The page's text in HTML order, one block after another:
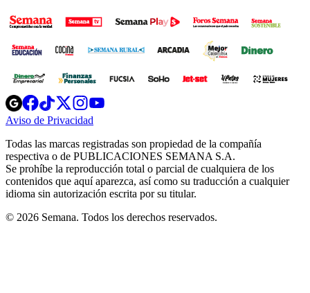
Opens
in
new
Opens
in
new
Opens
in
new
window
Opens
new
windowwindow
Aviso de Privacidad
new
window
Todas las marcas registradas son propiedad de la compañía
respectiva o de PUBLICACIONES SEMANA S.A.
Se prohíbe la reproducción total o parcial de cualquiera de los
contenidos que aquí aparezca, así como su traducción a cualquier
idioma sin autorización escrita por su titular.
© 2026 Semana. Todos los derechos reservados.